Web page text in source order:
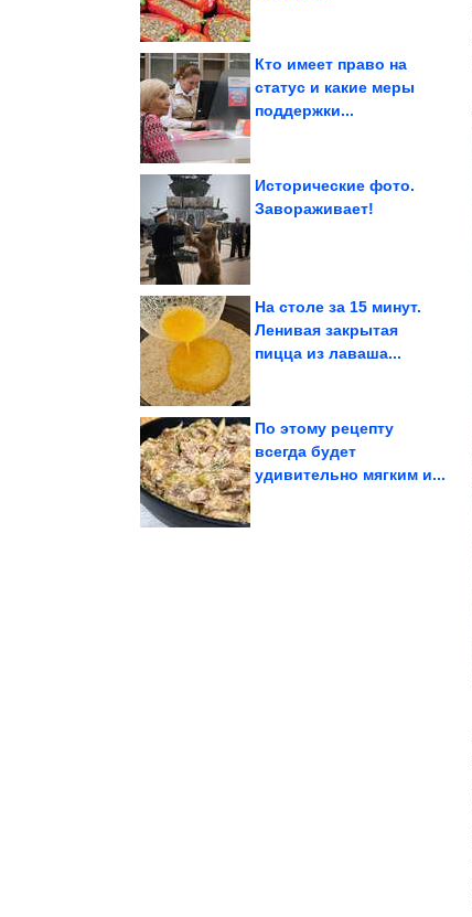
Кто имеет право на
статус и какие меры
поддержки...
Исторические фото.
Завораживает!
На столе за 15 минут.
Ленивая закрытая
пицца из лаваша...
В реальном времени
По этому рецепту
всегда будет
удивительно мягким и...
Как распознать людей-
паразитов